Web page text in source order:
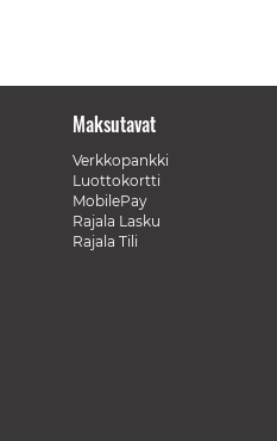
Maksutavat
Verkkopankki
Luottokortti
MobilePay
Rajala Lasku
Rajala Tili